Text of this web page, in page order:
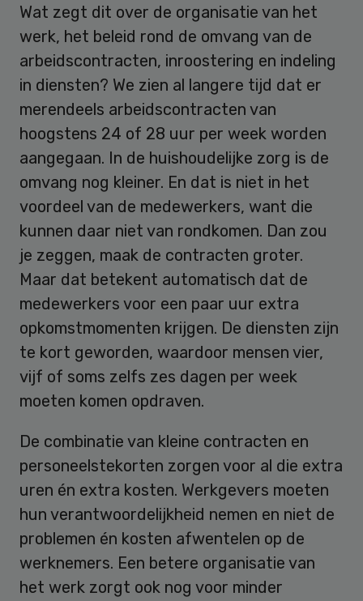
Wat zegt dit over de organisatie van het
werk, het beleid rond de omvang van de
arbeidscontracten, inroostering en indeling
in diensten? We zien al langere tijd dat er
merendeels arbeidscontracten van
hoogstens 24 of 28 uur per week worden
aangegaan. In de huishoudelijke zorg is de
omvang nog kleiner. En dat is niet in het
voordeel van de medewerkers, want die
kunnen daar niet van rondkomen. Dan zou
je zeggen, maak de contracten groter.
Maar dat betekent automatisch dat de
medewerkers voor een paar uur extra
opkomstmomenten krijgen. De diensten zijn
te kort geworden, waardoor mensen vier,
vijf of soms zelfs zes dagen per week
moeten komen opdraven.
De combinatie van kleine contracten en
personeelstekorten zorgen voor al die extra
uren én extra kosten. Werkgevers moeten
hun verantwoordelijkheid nemen en niet de
problemen én kosten afwentelen op de
werknemers. Een betere organisatie van
het werk zorgt ook nog voor minder